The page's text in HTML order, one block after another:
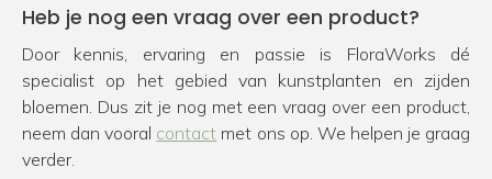
Heb je nog een vraag over een product?
Door kennis, ervaring en passie is FloraWorks dé
specialist op het gebied van kunstplanten en zijden
bloemen. Dus zit je nog met een vraag over een product,
neem dan vooral contact met ons op. We helpen je graag
verder.